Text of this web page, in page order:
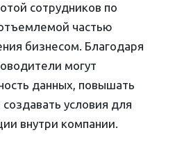
сотрудников по
частью
бизнесом. Благодаря
могут
данных, повышать
условия для
внутри компании.